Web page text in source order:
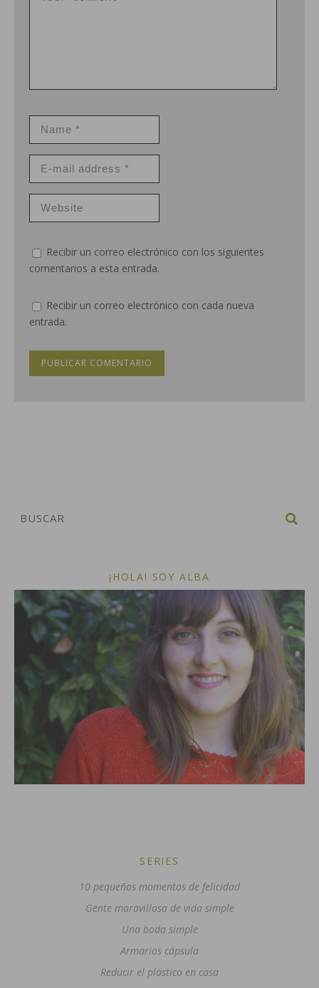
Recibir un correo electrónico con los siguientes
comentarios a esta entrada.
Recibir un correo electrónico con cada nueva
entrada.
¡HOLA! SOY ALBA
SERIES
10 pequeños momentos de felicidad
Gente maravillosa de vida simple
Una boda simple
Armarios cápsula
Reducir el plástico en casa